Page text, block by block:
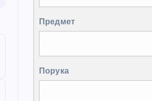
Предмет
Порука